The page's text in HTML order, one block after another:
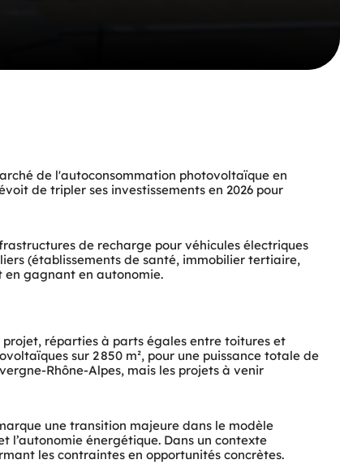
de l'autoconsommation photovoltaïque en
de tripler ses investissements en 2026 pour
de recharge pour véhicules électriques
(établissements de santé, immobilier tertiaire,
gagnant en autonomie.
réparties à parts égales entre toitures et
sur 2 850 m², pour une puissance totale de
Rhône-Alpes, mais les projets à venir
une transition majeure dans le modèle
l’autonomie énergétique. Dans un contexte
les contraintes en opportunités concrètes.